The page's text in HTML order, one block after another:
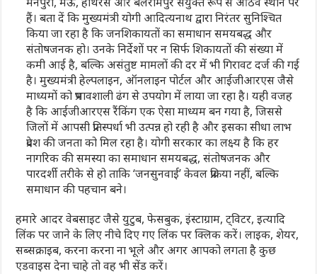
हैं। बता दें कि मुख्यमंत्री योगी आदित्यनाथ द्वारा निरंतर सुनिश्चित
किया जा रहा है कि जनशिकायतों का समाधान समयबद्ध और
संतोषजनक हो। उनके निर्देशों पर न सिर्फ शिकायतों की संख्या में
कमी आई है, बल्कि असंतुष्ट मामलों की दर में भी गिरावट दर्ज की गई
है। मुख्यमंत्री हेल्पलाइन, ऑनलाइन पोर्टल और आईजीआरएस जैसे
माध्यमों को प्रभावशाली ढंग से उपयोग में लाया जा रहा है। यही वजह
है कि आईजीआरएस रैंकिंग एक ऐसा माध्यम बन गया है, जिससे
जिलों में आपसी प्रतिस्पर्धा भी उत्पन्न हो रही है और इसका सीधा लाभ
प्रदेश की जनता को मिल रहा है। योगी सरकार का लक्ष्य है कि हर
नागरिक की समस्या का समाधान समयबद्ध, संतोषजनक और
पारदर्शी तरीके से हो ताकि ‘जनसुनवाई’ केवल प्रक्रिया नहीं, बल्कि
समाधान की पहचान बने।
हमारे आदर वेबसाइट जैसे युटुब, फेसबुक, इंस्टाग्राम, ट्विटर, इत्यादि
लिंक पर जाने के लिए नीचे दिए गए लिंक पर क्लिक करें। लाइक, शेयर,
सब्सक्राइब, करना करना ना भूले और अगर आपको लगता है कुछ
एडवाइस देना चाहे तो वह भी सेंड करें।